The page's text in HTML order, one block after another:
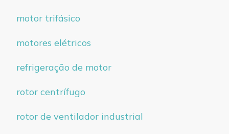
motor trifásico
motores elétricos
refrigeração de motor
rotor centrífugo
rotor de ventilador industrial